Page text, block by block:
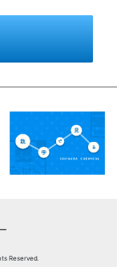
Reserved.